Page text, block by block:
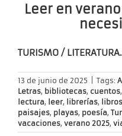
Leer en
TURISMO /
13 de junio de 2025 Tags:
Letras, bibliotecas, cuentos,
lectura, leer, librerías, libros
paisajes, playas, poesía,
vacaciones, verano 2025,